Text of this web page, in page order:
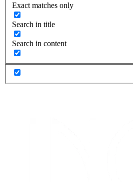
Exact matches only
Search in title
Search in content